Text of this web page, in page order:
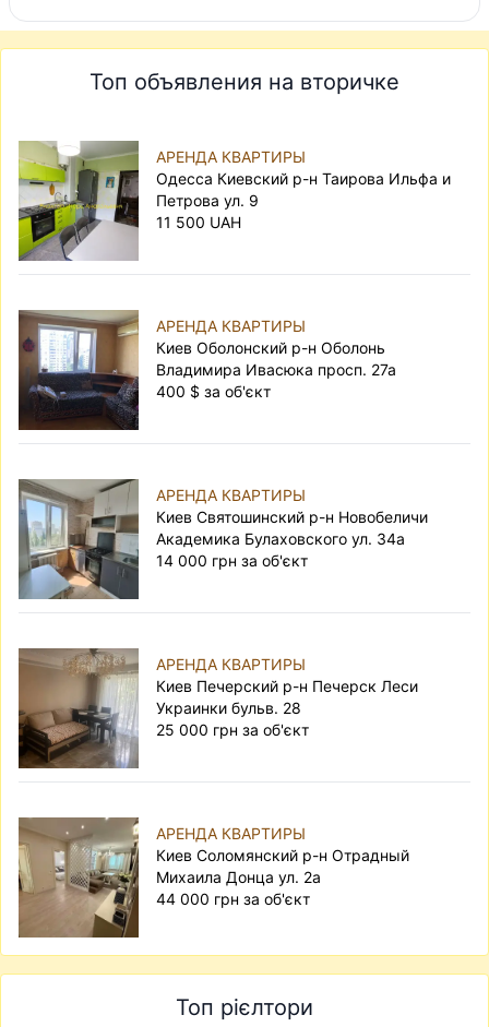
Топ объявления на вторичке
АРЕНДА КВАРТИРЫ
Одесса Киевский р-н Таирова Ильфа и
Петрова ул. 9
11 500 UAH
АРЕНДА КВАРТИРЫ
Киев Оболонский р-н Оболонь
Владимира Ивасюка просп. 27а
400 $ за об'єкт
АРЕНДА КВАРТИРЫ
Киев Святошинский р-н Новобеличи
Академика Булаховского ул. 34а
14 000 грн за об'єкт
АРЕНДА КВАРТИРЫ
Киев Печерский р-н Печерск Леси
Украинки бульв. 28
25 000 грн за об'єкт
АРЕНДА КВАРТИРЫ
Киев Соломянский р-н Отрадный
Михаила Донца ул. 2а
44 000 грн за об'єкт
Топ рієлтори